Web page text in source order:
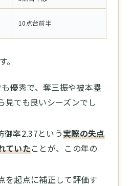
10点台前半
優秀で、奪三振や被本塁
見ても良いシーズンでし
御率2.37という実際の失点
ていたことが、この年の
を起点に補正して評価す